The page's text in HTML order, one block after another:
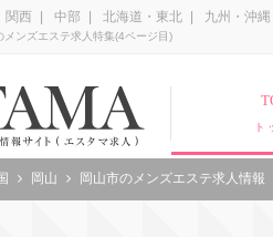
関西 中部 北海道・東北 九州・沖縄
メンズエステ求人特集(4ページ目)
ト
岡山 岡山市のメンズエステ求人情報